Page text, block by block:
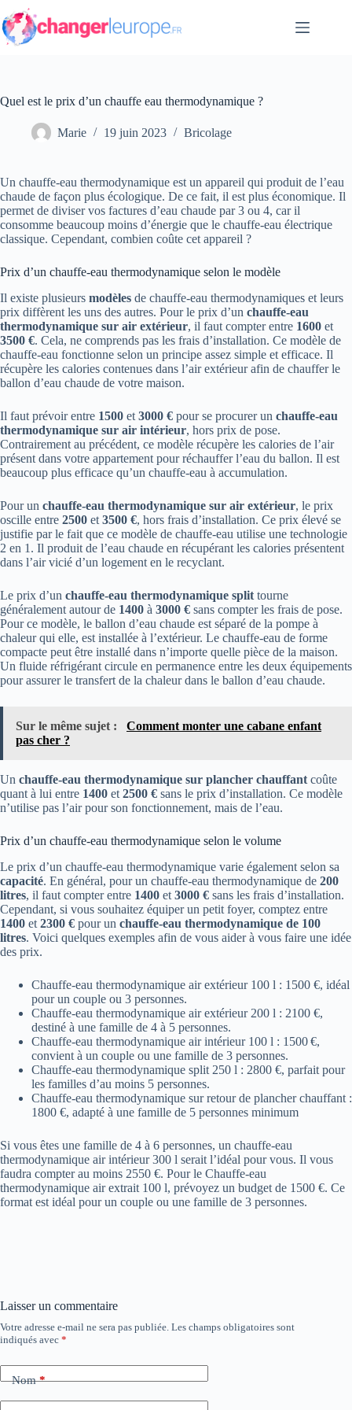
Passer
au
contenu
Quel est le prix d’un chauffe eau thermodynamique ?
Marie 19 juin 2023 Bricolage
Un chauffe-eau thermodynamique est un appareil qui produit de l’eau
chaude de façon plus écologique. De ce fait, il est plus économique. Il
permet de diviser vos factures d’eau chaude par 3 ou 4, car il
consomme beaucoup moins d’énergie que le chauffe-eau électrique
classique. Cependant, combien coûte cet appareil ?
Prix d’un chauffe-eau thermodynamique selon le modèle
Il existe plusieurs modèles de chauffe-eau thermodynamiques et leurs
prix diffèrent les uns des autres. Pour le prix d’un chauffe-eau
thermodynamique sur air extérieur, il faut compter entre 1600 et
3500 €. Cela, ne comprends pas les frais d’installation. Ce modèle de
chauffe-eau fonctionne selon un principe assez simple et efficace. Il
récupère les calories contenues dans l’air extérieur afin de chauffer le
ballon d’eau chaude de votre maison.
Il faut prévoir entre 1500 et 3000 € pour se procurer un chauffe-eau
thermodynamique sur air intérieur, hors prix de pose.
Contrairement au précédent, ce modèle récupère les calories de l’air
présent dans votre appartement pour réchauffer l’eau du ballon. Il est
beaucoup plus efficace qu’un chauffe-eau à accumulation.
Pour un chauffe-eau thermodynamique sur air extérieur, le prix
oscille entre 2500 et 3500 €, hors frais d’installation. Ce prix élevé se
justifie par le fait que ce modèle de chauffe-eau utilise une technologie
2 en 1. Il produit de l’eau chaude en récupérant les calories présentent
dans l’air vicié d’un logement en le recyclant.
Le prix d’un chauffe-eau thermodynamique split tourne
généralement autour de 1400 à 3000 € sans compter les frais de pose.
Pour ce modèle, le ballon d’eau chaude est séparé de la pompe à
chaleur qui elle, est installée à l’extérieur. Le chauffe-eau de forme
compacte peut être installé dans n’importe quelle pièce de la maison.
Un fluide réfrigérant circule en permanence entre les deux équipements
pour assurer le transfert de la chaleur dans le ballon d’eau chaude.
Sur le même sujet :
Comment monter une cabane enfant
pas cher ?
Un chauffe-eau thermodynamique sur plancher chauffant coûte
quant à lui entre 1400 et 2500 € sans le prix d’installation. Ce modèle
n’utilise pas l’air pour son fonctionnement, mais de l’eau.
Prix d’un chauffe-eau thermodynamique selon le volume
Le prix d’un chauffe-eau thermodynamique varie également selon sa
capacité. En général, pour un chauffe-eau thermodynamique de 200
litres, il faut compter entre 1400 et 3000 € sans les frais d’installation.
Cependant, si vous souhaitez équiper un petit foyer, comptez entre
1400 et 2300 € pour un chauffe-eau thermodynamique de 100
litres. Voici quelques exemples afin de vous aider à vous faire une idée
des prix.
Chauffe-eau thermodynamique air extérieur 100 l : 1500 €, idéal
pour un couple ou 3 personnes.
Chauffe-eau thermodynamique air extérieur 200 l : 2100 €,
destiné à une famille de 4 à 5 personnes.
Chauffe-eau thermodynamique air intérieur 100 l : 1500 €,
convient à un couple ou une famille de 3 personnes.
Chauffe-eau thermodynamique split 250 l : 2800 €, parfait pour
les familles d’au moins 5 personnes.
Chauffe-eau thermodynamique sur retour de plancher chauffant :
1800 €, adapté à une famille de 5 personnes minimum
Si vous êtes une famille de 4 à 6 personnes, un chauffe-eau
thermodynamique air intérieur 300 l serait l’idéal pour vous. Il vous
faudra compter au moins 2550 €. Pour le Chauffe-eau
thermodynamique air extrait 100 l, prévoyez un budget de 1500 €. Ce
format est idéal pour un couple ou une famille de 3 personnes.
Laisser un commentaire
Votre adresse e-mail ne sera pas publiée. Les champs obligatoires sont
indiqués avec *
Nom*